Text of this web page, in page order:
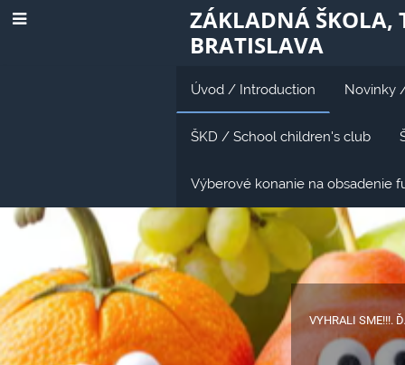
ZÁKLADNÁ ŠKOLA,
BRATISLAVA
Úvod / Introduction Novinky
ŠKD / School children's club
Výberové konanie na obsadenie
Úvod
/
Introduction
VYHRALI SME!!!.